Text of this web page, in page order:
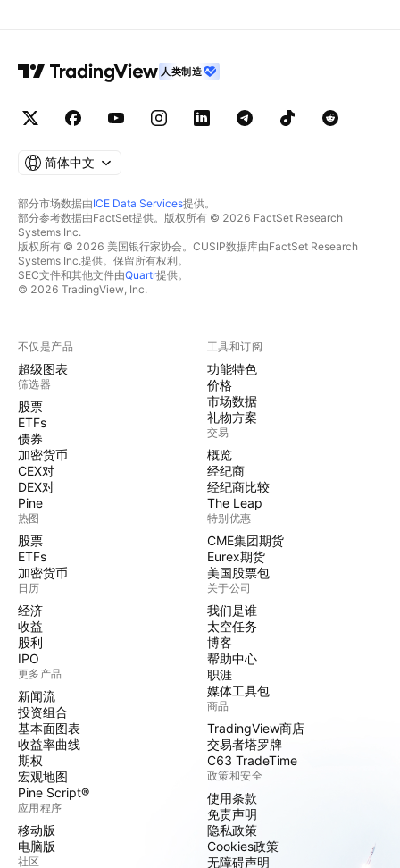
人类制造
简体中文
部分市场数据由ICE Data Services提供。
部分参考数据由FactSet提供。版权所有 © 2026 FactSet Research
Systems Inc.
版权所有 © 2026 美国银行家协会。CUSIP数据库由FactSet Research
Systems Inc.提供。保留所有权利。
SEC文件和其他文件由Quartr提供。
© 2026 TradingView, Inc.
不仅是产品
超级图表
筛选器
股票
ETFs
债券
加密货币
CEX对
DEX对
Pine
热图
股票
ETFs
加密货币
日历
经济
收益
股利
IPO
更多产品
新闻流
投资组合
基本面图表
收益率曲线
期权
宏观地图
Pine Script®
应用程序
移动版
电脑版
社区
工具和订阅
功能特色
价格
市场数据
礼物方案
交易
概览
经纪商
经纪商比较
The Leap
特别优惠
CME集团期货
Eurex期货
美国股票包
关于公司
我们是谁
太空任务
博客
帮助中心
职涯
媒体工具包
商品
TradingView商店
交易者塔罗牌
C63 TradeTime
政策和安全
使用条款
免责声明
隐私政策
Cookies政策
无障碍声明